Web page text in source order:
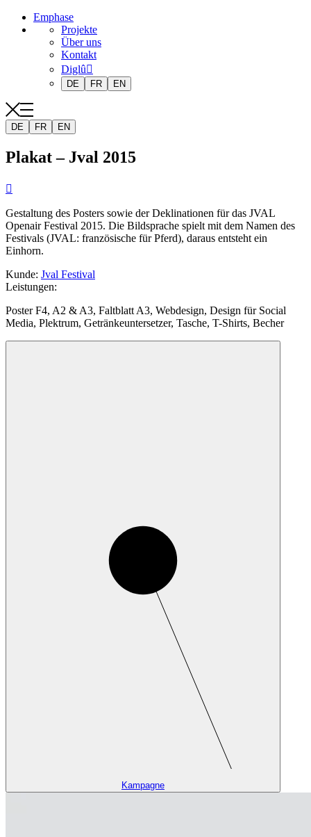
Emphase
Projekte
Über uns
Kontakt
Diglû
DE FR EN
DE FR EN
Plakat – Jval 2015

Gestaltung des Posters sowie der Deklinationen für das JVAL
Openair Festival 2015. Die Bildsprache spielt mit dem Namen des
Festivals (JVAL: französische für Pferd), daraus entsteht ein
Einhorn.
Kunde: Jval Festival
Leistungen:
Poster F4, A2 & A3, Faltblatt A3, Webdesign, Design für Social
Media, Plektrum, Getränkeuntersetzer, Tasche, T-Shirts, Becher
Kampagne